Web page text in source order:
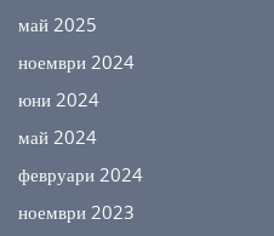
май 2025
ноември 2024
юни 2024
май 2024
февруари 2024
ноември 2023